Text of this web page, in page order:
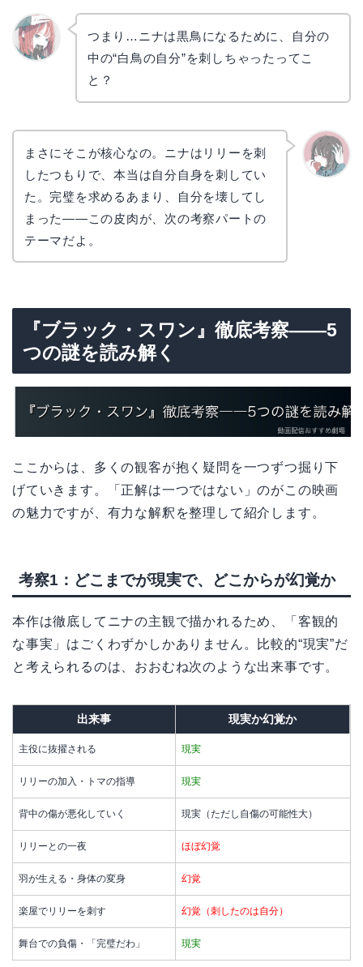
つまり…ニナは黒鳥になるために、自分の
中の“白鳥の自分”を刺しちゃったってこ
と？
まさにそこが核心なの。ニナはリリーを刺
したつもりで、本当は自分自身を刺してい
た。完璧を求めるあまり、自分を壊してし
まった――この皮肉が、次の考察パートの
テーマだよ。
『ブラック・スワン』徹底考察――5
つの謎を読み解く
ここからは、多くの観客が抱く疑問を一つずつ掘り下
げていきます。「正解は一つではない」のがこの映画
の魅力ですが、有力な解釈を整理して紹介します。
考察1：どこまでが現実で、どこからが幻覚か
本作は徹底してニナの主観で描かれるため、「客観的
な事実」はごくわずかしかありません。比較的“現実”だ
と考えられるのは、おおむね次のような出来事です。
出来事 現実か幻覚か
主役に抜擢される 現実
リリーの加入・トマの指導 現実
背中の傷が悪化していく 現実（ただし自傷の可能性大）
リリーとの一夜 ほぼ幻覚
羽が生える・身体の変身 幻覚
楽屋でリリーを刺す 幻覚（刺したのは自分）
舞台での負傷・「完璧だわ」 現実